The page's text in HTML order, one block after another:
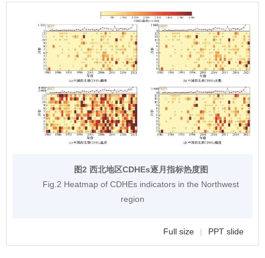
图2 西北地区CDHEs逐月指标热度图
Fig.2 Heatmap of CDHEs indicators in the Northwest
region
Full size | PPT slide